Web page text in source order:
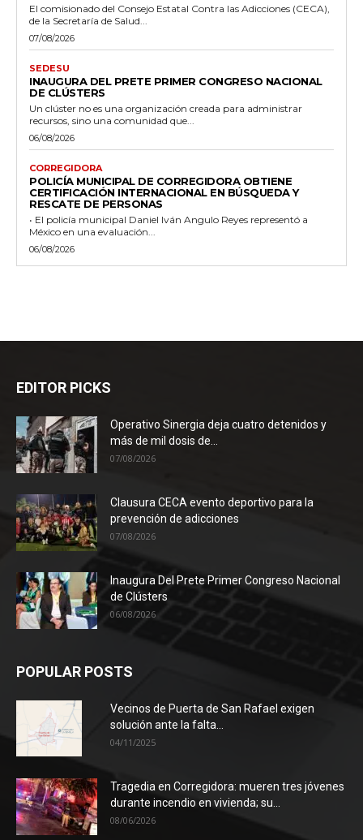
El comisionado del Consejo Estatal Contra las Adicciones (CECA),
de la Secretaría de Salud...
07/08/2026
SEDESU
INAUGURA DEL PRETE PRIMER CONGRESO NACIONAL
DE CLÚSTERS
Un clúster no es una organización creada para administrar
recursos, sino una comunidad que...
06/08/2026
CORREGIDORA
POLICÍA MUNICIPAL DE CORREGIDORA OBTIENE
CERTIFICACIÓN INTERNACIONAL EN BÚSQUEDA Y
RESCATE DE PERSONAS
• El policía municipal Daniel Iván Angulo Reyes representó a
México en una evaluación...
06/08/2026
EDITOR PICKS
Operativo Sinergia deja cuatro detenidos y
más de mil dosis de...
07/08/2026
Clausura CECA evento deportivo para la
prevención de adicciones
07/08/2026
Inaugura Del Prete Primer Congreso Nacional
de Clústers
06/08/2026
POPULAR POSTS
Vecinos de Puerta de San Rafael exigen
solución ante la falta...
04/11/2025
Tragedia en Corregidora: mueren tres jóvenes
durante incendio en vivienda; su...
08/06/2026